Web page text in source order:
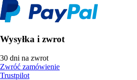
Wysyłka i zwrot
30 dni na zwrot
Zwróć zamówienie
Trustpilot